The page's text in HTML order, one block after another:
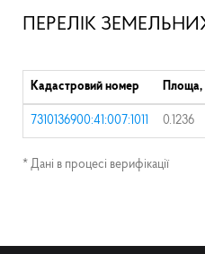
ПЕРЕЛІК
Кадастровий номер Площа,
7310136900:41:007:1011 0.1236
* Дані в процесі верифікації